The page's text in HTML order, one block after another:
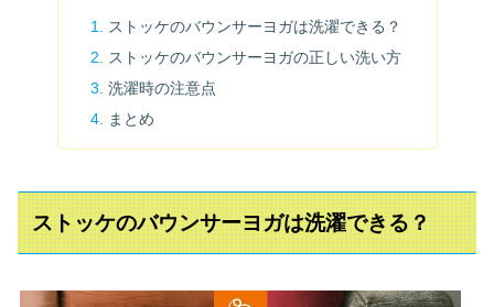
ストッケのバウンサーヨガは洗濯できる？
ストッケのバウンサーヨガの正しい洗い方
洗濯時の注意点
まとめ
ストッケのバウンサーヨガは洗濯できる？